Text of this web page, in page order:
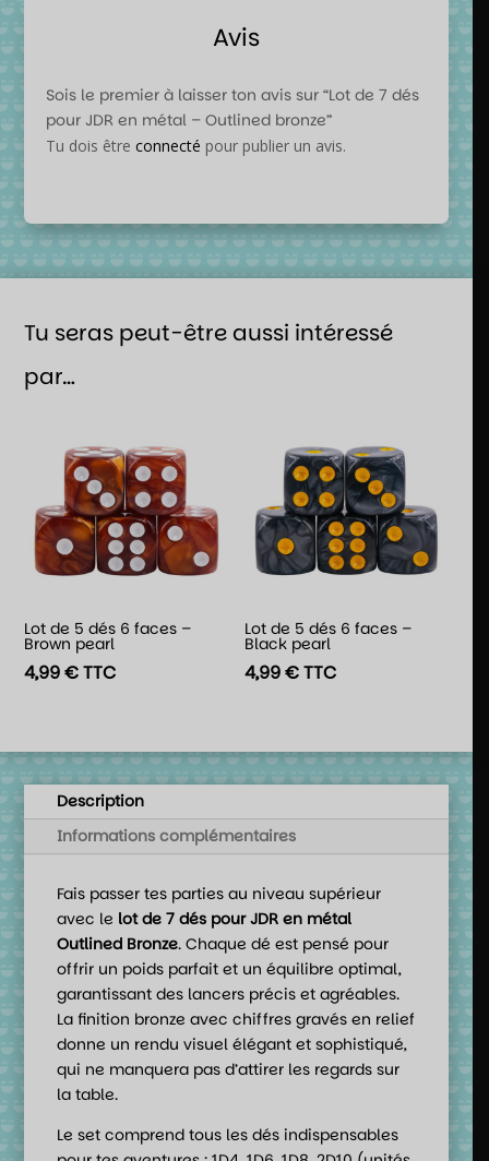
Avis
Sois le premier à laisser ton avis sur “Lot de 7 dés
pour JDR en métal – Outlined bronze”
Tu dois être connecté pour publier un avis.
Tu seras peut-être aussi intéressé
par…
Lot de 5 dés 6 faces –
Brown pearl
4,99€TTC
Lot de 5 dés 6 faces –
Black pearl
4,99€TTC
Description
Informations complémentaires
Fais passer tes parties au niveau supérieur
avec le lot de 7 dés pour JDR en métal
Outlined Bronze. Chaque dé est pensé pour
offrir un poids parfait et un équilibre optimal,
garantissant des lancers précis et agréables.
La finition bronze avec chiffres gravés en relief
donne un rendu visuel élégant et sophistiqué,
qui ne manquera pas d’attirer les regards sur
la table.
Le set comprend tous les dés indispensables